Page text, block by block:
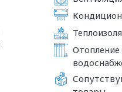
Отопление